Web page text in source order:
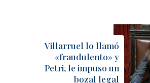
Villarruel lo llamó
«fraudulento» y
Petri, le impuso un
bozal legal